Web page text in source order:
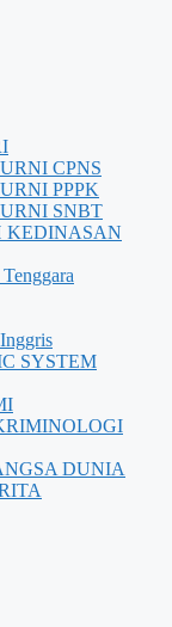
CPNS
PPPK
SNBT
KEDINASAN
SYSTEM
DUNIA